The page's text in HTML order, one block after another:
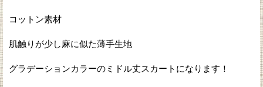
コットン素材
肌触りが少し麻に似た薄手生地
グラデーションカラーのミドル丈スカートになります！